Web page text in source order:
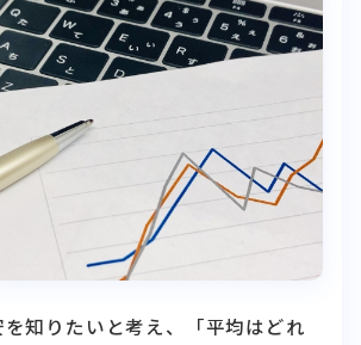
知りたいと考え、「平均はどれ